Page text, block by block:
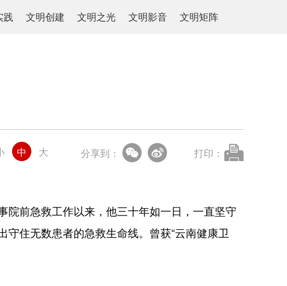
践 文明创建 文明之光 文明影音 文明矩阵
中 大 分享到： 打印：
前急救工作以来，他三十年如一日，一直坚守
住无数患者的急救生命线。曾获“云南健康卫